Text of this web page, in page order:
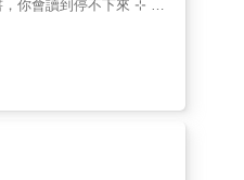
抑，卻在有了自己的家和
長大的
、手足的糾結，以及那個